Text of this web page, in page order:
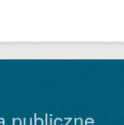
publiczne